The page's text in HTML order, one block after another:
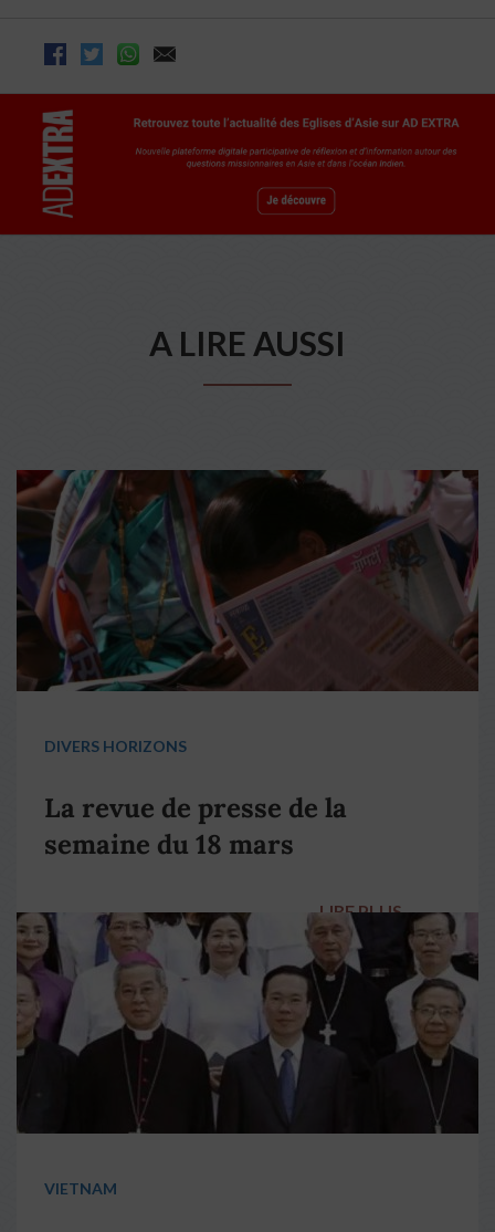
A LIRE AUSSI
DIVERS HORIZONS
La revue de presse de la
semaine du 18 mars
LIRE PLUS →
VIETNAM